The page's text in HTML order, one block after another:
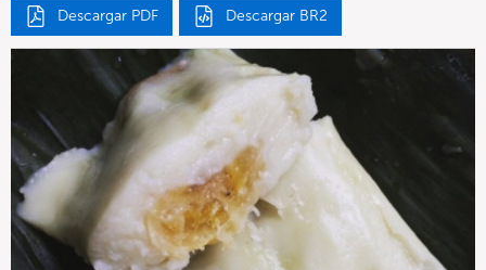
Descargar PDF Descargar BR2